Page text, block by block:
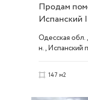
Продам
Испанский
Одесская
н., Испанский
147 м2